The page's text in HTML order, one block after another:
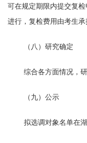
可在规定期限内提交复
进行，复检费用由考生承
（八）研究确定
综合各方面情况，
（九）公示
拟选调对象名单在